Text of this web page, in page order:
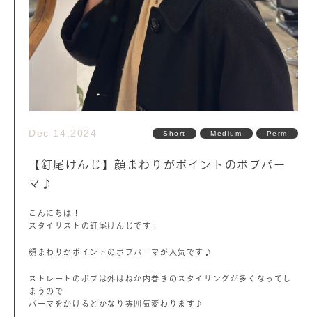
Dec 14,2024 Short Medium Perm
【釘尾けんじ】顔まわりがポイントのボブパー
マ♪
こんにちは！
スタイリストの釘尾けんじです！
顔まわりがポイントのボブパーマが人気です♪
ストレートのボブは外はねか内巻きのスタイリングが多くなってし
まうので
パーマをかけるとかなり雰囲気変わります♪